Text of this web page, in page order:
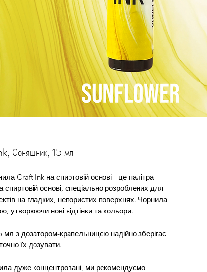
Соняшник, 15 мл
Craft Ink на спиртовій основі - це палітра
основі, спеціально розроблених для
на гладких, непористих поверхнях. Чорнила
утворюючи нові відтінки та кольори.
з дозатором-крапельницею надійно зберігає
їх дозувати.
дуже концентровані, ми рекомендуємо